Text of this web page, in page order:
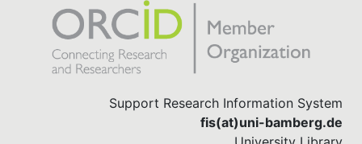
Support Research Information System
fis(at)uni-bamberg.de